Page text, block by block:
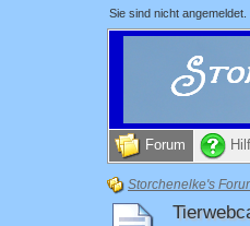
Sie sind nicht angemeldet.
Forum
Storchenelke's